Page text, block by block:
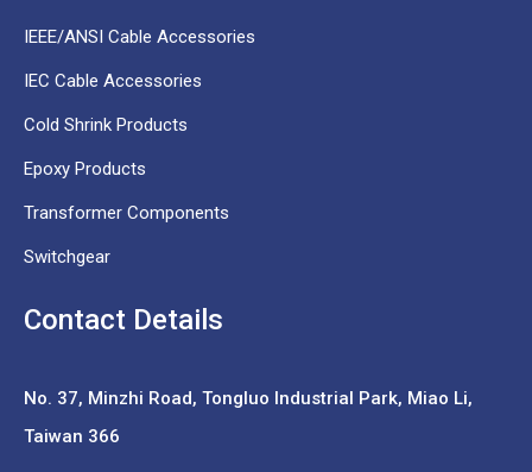
IEEE/ANSI Cable Accessories
IEC Cable Accessories
Cold Shrink Products
Epoxy Products
Transformer Components
Switchgear
Contact Details
No. 37, Minzhi Road, Tongluo Industrial Park, Miao Li,
Taiwan 366